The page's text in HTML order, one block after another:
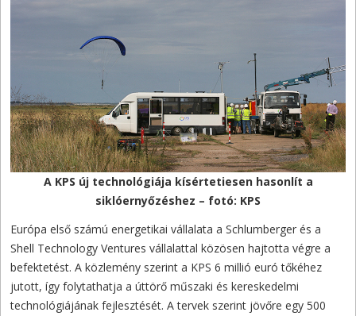
A KPS új technológiája kísértetiesen hasonlít a
siklóernyőzéshez – fotó: KPS
Európa első számú energetikai vállalata a Schlumberger és a
Shell Technology Ventures vállalattal közösen hajtotta végre a
befektetést. A közlemény szerint a KPS 6 millió euró tőkéhez
jutott, így folytathatja a úttörő műszaki és kereskedelmi
technológiájának fejlesztését. A tervek szerint jövőre egy 500